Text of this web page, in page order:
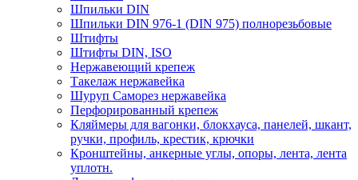
Шпильки DIN
Шпильки DIN 976-1 (DIN 975) полнорезьбовые
Штифты
Штифты DIN, ISO
Нержавеющий крепеж
Такелаж нержавейка
Шуруп Саморез нержавейка
Перфорированный крепеж
Кляймеры для вагонки, блокхауса, панелей, шкант,
ручки, профиль, крестик, крючки
Кронштейны, анкерные углы, опоры, лента, лента
уплотн.